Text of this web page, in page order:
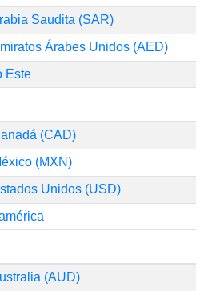
Saudita (SAR)
Árabes Unidos (AED)
Este
(CAD)
(MXN)
Unidos (USD)
(AUD)